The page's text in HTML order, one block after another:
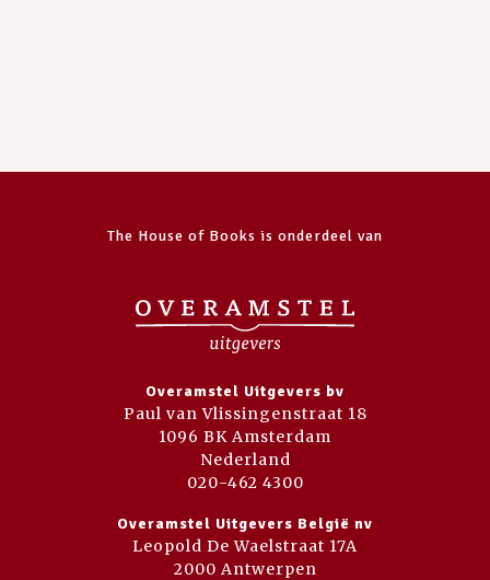
The House of Books is onderdeel van
Overamstel Uitgevers bv
Paul van Vlissingenstraat 18
1096 BK Amsterdam
Nederland
020-462 4300
Overamstel Uitgevers België nv
Leopold De Waelstraat 17A
2000 Antwerpen